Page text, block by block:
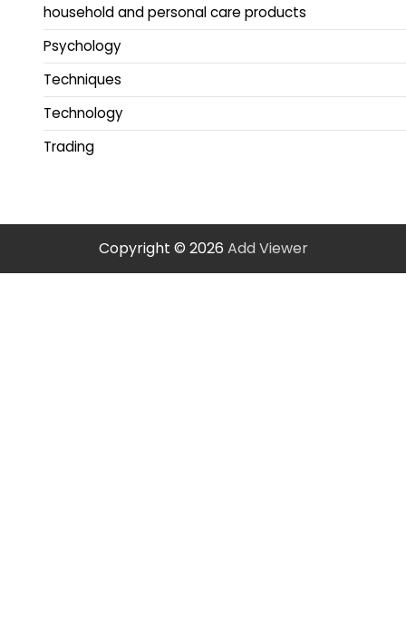
household and personal care products
Psychology
Techniques
Technology
Trading
Copyright © 2026 Add Viewer